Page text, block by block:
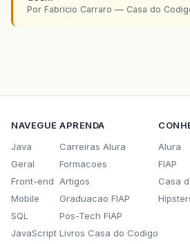
Por Fabricio Carraro — Casa do
NAVEGUE
Java
Geral
Front-end
Mobile
SQL
JavaScript
APRENDA
Carreiras Alura
Formacoes
Artigos
Graduacao FIAP
Pos-Tech FIAP
Livros Casa do Codigo
Alura
FIAP
Casa